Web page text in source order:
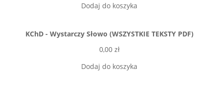
Dodaj do koszyka
KChD - Wystarczy Słowo (WSZYSTKIE TEKSTY PDF)
0,00 zł
Dodaj do koszyka